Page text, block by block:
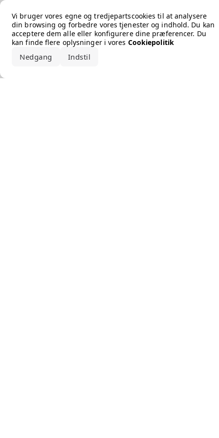
Vi bruger vores egne og tredjepartscookies til at analysere
din browsing og forbedre vores tjenester og indhold. Du kan
acceptere dem alle eller konfigurere dine præferencer. Du
kan finde flere oplysninger i vores Cookiepolitik
Nedgang Indstil
Error loading the brand